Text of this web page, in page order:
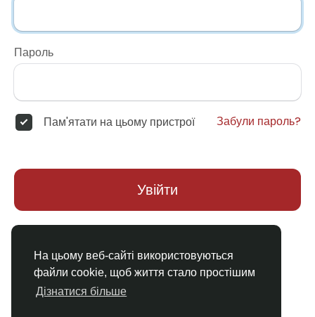
На цьому веб-сайті використовуються
файли cookie, щоб життя стало простішим
Дізнатися більше
Пароль
Пам'ятати на цьому пристрої Забули пароль?
Увійти
Немає облікового запису?Реєстрація